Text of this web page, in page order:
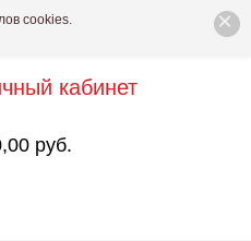
×
cookies.
кабинет
руб.